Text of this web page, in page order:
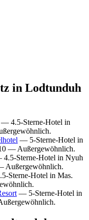
in Lodtunduh
— 4.5-Sterne-Hotel in
— 5-Sterne-Hotel in
— Außergewöhnlich.
Sterne-Hotel in Nyuh
Außergewöhnlich.
Sterne-Hotel in Mas.
— 5-Sterne-Hotel in